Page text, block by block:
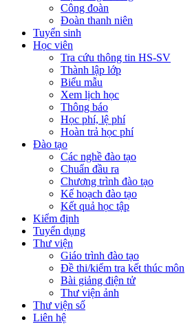
Công đoàn
Đoàn thanh niên
Tuyển sinh
Học viên
Tra cứu thông tin HS-SV
Thành lập lớp
Biểu mẫu
Xem lịch học
Thông báo
Học phí, lệ phí
Hoàn trả học phí
Đào tạo
Các nghề đào tạo
Chuẩn đầu ra
Chương trình đào tạo
Kế hoạch đào tạo
Kết quả học tập
Kiểm định
Tuyển dụng
Thư viện
Giáo trình đào tạo
Đề thi/kiểm tra kết thúc môn
Bài giảng điện tử
Thư viện ảnh
Thư viện số
Liên hệ